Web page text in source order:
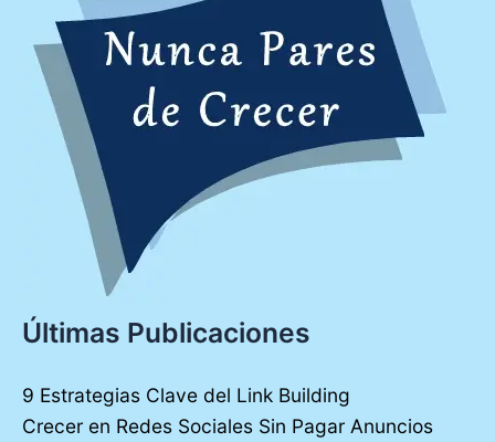
Últimas Publicaciones
9 Estrategias Clave del Link Building
Crecer en Redes Sociales Sin Pagar Anuncios